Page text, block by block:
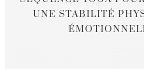
UNE STABILITÉ